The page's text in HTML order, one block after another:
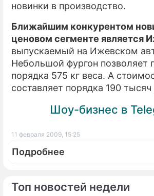
Топ новостей недели
новинки в производство.
Ближайшим конкурентом
ценовом сегменте является
выпускаемый на Ижевском
Небольшой фургон позволяет
порядка 575 кг веса. А
составляет порядка 190
Шоу-бизнес в
11 февраля 2009, 15:25
Подробнее